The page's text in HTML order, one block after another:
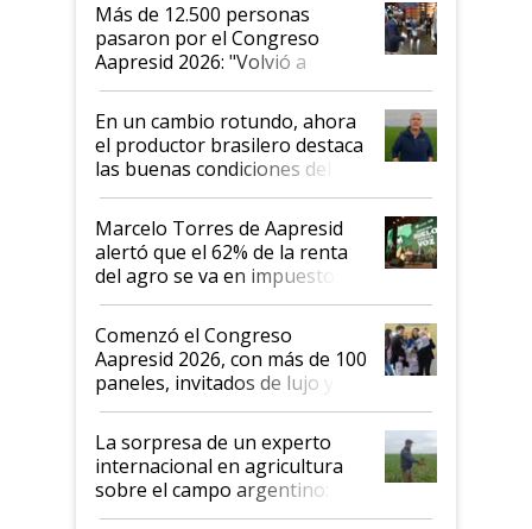
Más de 12.500 personas
pasaron por el Congreso
Aapresid 2026: "Volvió a
demostrar que hablar del
suelo es hablar de todo el
sistema productivo"
En un cambio rotundo, ahora
el productor brasilero destaca
las buenas condiciones del
agro argentino para invertir:
"Los veo más motivados"
Marcelo Torres de Aapresid
alertó que el 62% de la renta
del agro se va en impuestos:
"No es bueno que en
Argentina se sigan discutiendo
las mismas cosas de hace 50
años"
Comenzó el Congreso
Aapresid 2026, con más de 100
paneles, invitados de lujo y
todas las tendencias
La sorpresa de un experto
internacional en agricultura
sobre el campo argentino:
"Estoy muy impresionado"